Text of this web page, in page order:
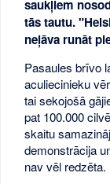
saukļiem
tās tautu.
neļāva runāt
Pasaules brīvo
aculiecinieku
tai sekojošā
pat 100.000
skaitu
demonstrācija
nav vēl redzēta.